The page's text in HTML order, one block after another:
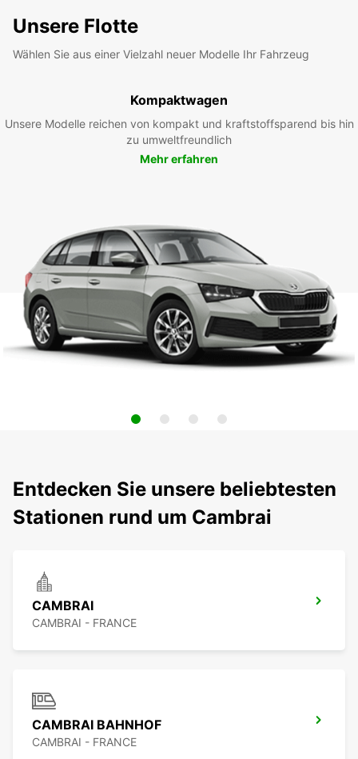
Unsere Flotte
Wählen Sie aus einer Vielzahl neuer Modelle Ihr Fahrzeug
Kompaktwagen
Unsere Modelle reichen von kompakt und kraftstoffsparend bis hin
zu umweltfreundlich
Mehr erfahren
Entdecken Sie unsere beliebtesten
Stationen rund um Cambrai
CAMBRAI
CAMBRAI - FRANCE
CAMBRAI BAHNHOF
CAMBRAI - FRANCE